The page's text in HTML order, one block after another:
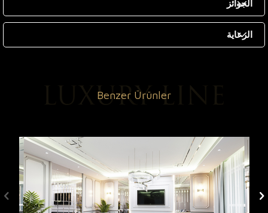
الجوائز
الرعاية
Benzer Ürünler